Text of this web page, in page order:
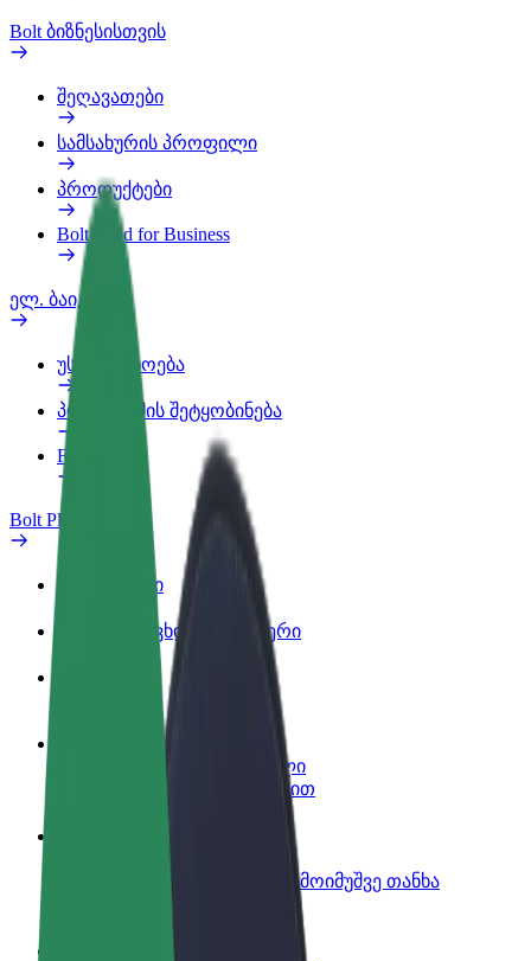
Bolt ბიზნესისთვის
შეღავათები
სამსახურის პროფილი
პროდუქტები
Bolt Food for Business
ელ. ბაიკი
უსაფრთხოება
პრობლემის შეტყობინება
FAQ
Bolt Plus
შეღავათები
როგორ გავხდე გამომწერი
გახდი პარტნიორი მძღოლი
იმუშავე საკუთარი გრაფიკით
შეასრულე შეკვეთები და გამოიმუშვე თანხა